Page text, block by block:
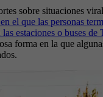
sobre situaciones
el que las personas
estaciones o buses
forma en la que